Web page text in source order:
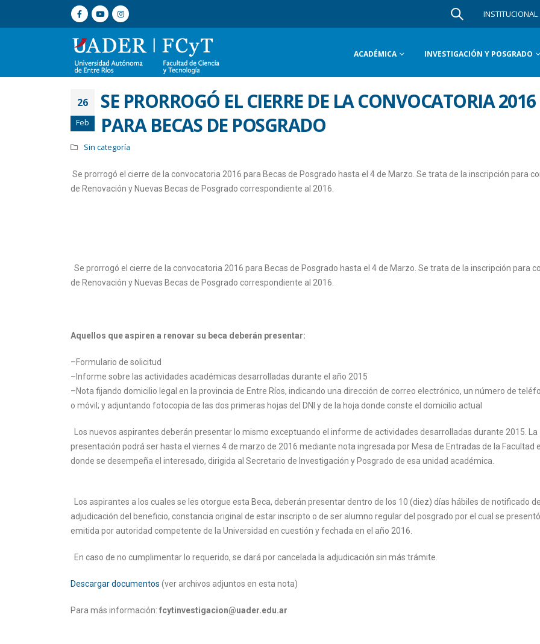
INSTITUCIONAL
ACADÉMICA INVESTIGACIÓN Y POSGRADO
26
Feb
SE PRORROGÓ EL CIERRE DE LA CONVOCATORIA 2016
PARA BECAS DE POSGRADO
Sin categoría
Se prorrogó el cierre de la convocatoria 2016 para Becas de Posgrado hasta el 4 de Marzo. Se trata de la inscripción para
de Renovación y Nuevas Becas de Posgrado correspondiente al 2016.
Se prorrogó el cierre de la convocatoria 2016 para Becas de Posgrado hasta el 4 de Marzo. Se trata de la inscripción para
de Renovación y Nuevas Becas de Posgrado correspondiente al 2016.
Aquellos que aspiren a renovar su beca deberán presentar:
–Formulario de solicitud
–Informe sobre las actividades académicas desarrolladas durante el año 2015
–Nota fijando domicilio legal en la provincia de Entre Ríos, indicando una dirección de correo electrónico, un número de
o móvil; y adjuntando fotocopia de las dos primeras hojas del DNI y de la hoja donde conste el domicilio actual
Los nuevos aspirantes deberán presentar lo mismo exceptuando el informe de actividades desarrolladas durante 2015. La
presentación podrá ser hasta el viernes 4 de marzo de 2016 mediante nota ingresada por Mesa de Entradas de la Facultad
donde se desempeña el interesado, dirigida al Secretario de Investigación y Posgrado de esa unidad académica.
Los aspirantes a los cuales se les otorgue esta Beca, deberán presentar dentro de los 10 (diez) días hábiles de notificado
adjudicación del beneficio, constancia original de estar inscripto o de ser alumno regular del posgrado por el cual se
emitida por autoridad competente de la Universidad en cuestión y fechada en el año 2016.
En caso de no cumplimentar lo requerido, se dará por cancelada la adjudicación sin más trámite.
Descargar documentos (ver archivos adjuntos en esta nota)
Para más información: fcytinvestigacion@uader.edu.ar